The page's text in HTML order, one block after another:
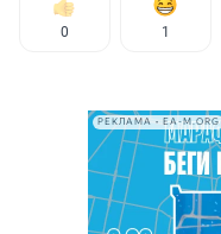
0 1
РЕКЛАМА • EA-M.ORG